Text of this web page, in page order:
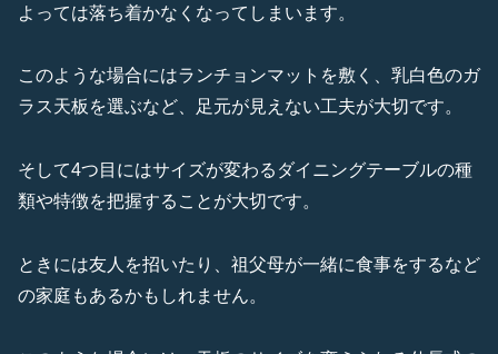
よっては落ち着かなくなってしまいます。
このような場合にはランチョンマットを敷く、乳白色のガ
ラス天板を選ぶなど、足元が見えない工夫が大切です。
そして4つ目にはサイズが変わるダイニングテーブルの種
類や特徴を把握することが大切です。
ときには友人を招いたり、祖父母が一緒に食事をするなど
の家庭もあるかもしれません。